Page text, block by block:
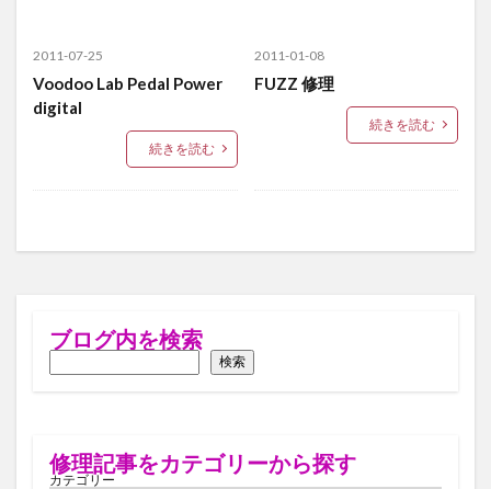
2011-07-25
Voodoo Lab Pedal Power
digital
続きを読む
2011-01-08
FUZZ 修理
続きを読む
ブログ内を検索
検索
修理記事をカテゴリーから探す
カテゴリー